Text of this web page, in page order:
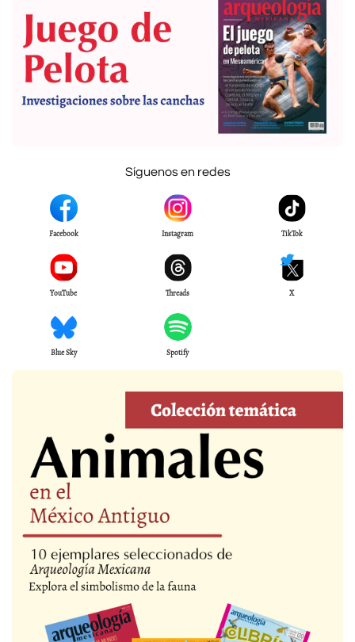
Síguenos en redes
Facebook Instagram TikTok
YouTube Threads X
Blue Sky Spotify